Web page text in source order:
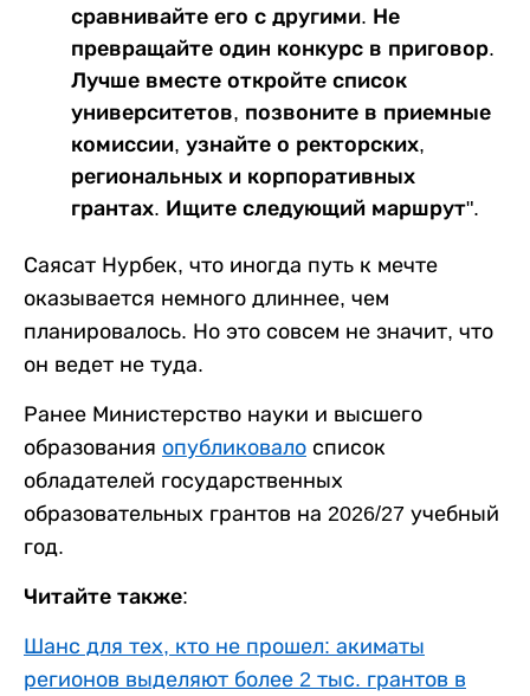
сравнивайте его с другими. Не
превращайте один конкурс в приговор.
Лучше вместе откройте список
университетов, позвоните в приемные
комиссии, узнайте о ректорских,
региональных и корпоративных
грантах. Ищите следующий маршрут".
Саясат Нурбек, что иногда путь к мечте
оказывается немного длиннее, чем
планировалось. Но это совсем не значит, что
он ведет не туда.
Ранее Министерство науки и высшего
образования опубликовало список
обладателей государственных
образовательных грантов на 2026/27 учебный
год.
Читайте также:
Шанс для тех, кто не прошел: акиматы
регионов выделяют более 2 тыс. грантов в